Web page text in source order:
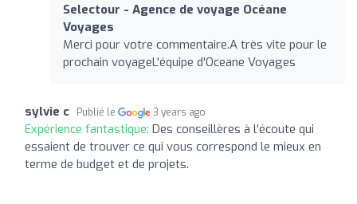
Selectour - Agence de voyage Océane
Voyages
Merci pour votre commentaire.A très vite pour le
prochain voyageL'équipe d'Oceane Voyages
sylvie c Publié le 3 years ago
Expérience fantastique: Des conseillères à l'écoute qui
essaient de trouver ce qui vous correspond le mieux en
terme de budget et de projets.